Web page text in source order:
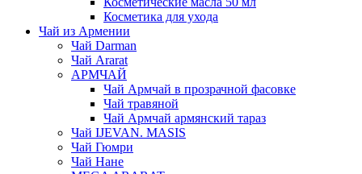
Косметика для ухода
Чай из Армении
Чай Darman
Чай Ararat
АРМЧАЙ
Чай Армчай в прозрачной фасовке
Чай травяной
Чай Армчай армянский тараз
Чай IJEVAN. MASIS
Чай Гюмри
Чай Нане